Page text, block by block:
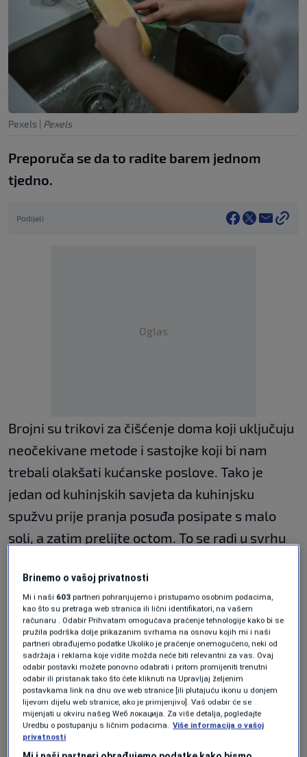
Pexels | Pexels
Preporuča se da to radite barem jednom
tjedno.
Podijeli
Oglas
Brojni su trikovi za čišćenje doma koji uključuju
neočekivane metode i sastojke koji bi nam
trebali olakšati kućanske poslove. Tako je
jedan od kuhinjskih savjeta da kuhinjsku
spužvu prije pranja posuđa posipate s malo
soli, a zatim prelijte octom. To se radi u svrhu
higijene.
Sol je prirodno antibakterijsko sredstvo koje
sprječava rast bakterija, dok je ocat poznat po
svojim antibakterijskim i antifungalnim
svojstvima. U kombinaciji sa soli pojačava se
učinak dezinfekcije. Ocat također pomaže u
otapanju ostataka hrane i masnoće,
Brinemo o vašoj privatnosti
Mi i naši 603 partneri pohranjujemo i pristupamo osobnim podacima,
kao što su pretraga web stranica ili lični identifikatori, na vašem
računaru . Odabir Prihvatam omogućava praćenje tehnologije kako bi se
pružila podrška dolje prikazanim svrhama na osnovu kojih mi i naši
partneri obrađujemo podatke Ukoliko je praćenje onemogućeno, neki od
sadržaja i reklama koje vidite možda neće biti relevantni za vas. Ovaj
odabir postavki možete ponovno odabrati i pritom promijeniti trenutni
odabir ili pristanak tako što ćete kliknuti na Upravljaj željenim
postavkama link na dnu ove web stranice [ili plutajuću ikonu u donjem
lijevom dijelu web stranice, ako je primjenjivo]. Vaš odabir će se
mijenjati u okviru našeg Wеб локација. Za više detalja, pogledajte
Uredbu o postupanju s ličnim podacima. Više informacija o vašoj
privatnosti